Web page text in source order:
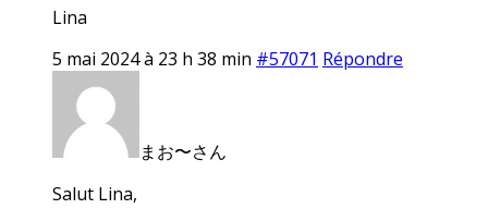
Lina
5 mai 2024 à 23 h 38 min #57071 Répondre
まお〜さん
Salut Lina,